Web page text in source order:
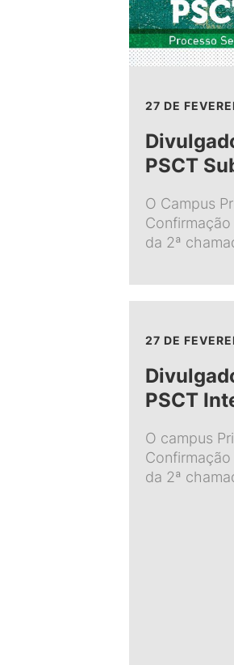
27 DE
PSCT
O Campus
da 2ª
27 DE
PSCT
O campus
da 2ª